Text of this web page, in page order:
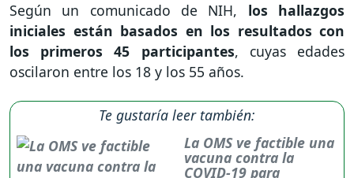
Según un comunicado de NIH, los hallazgos
iniciales están basados en los resultados con
los primeros 45 participantes, cuyas edades
oscilaron entre los 18 y los 55 años.
Te gustaría leer también:
La OMS ve factible una
vacuna contra la
COVID-19 para